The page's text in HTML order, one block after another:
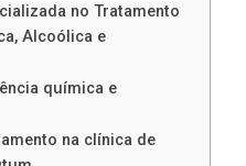
no Tratamento
Alcoólica e
química e
na clínica de